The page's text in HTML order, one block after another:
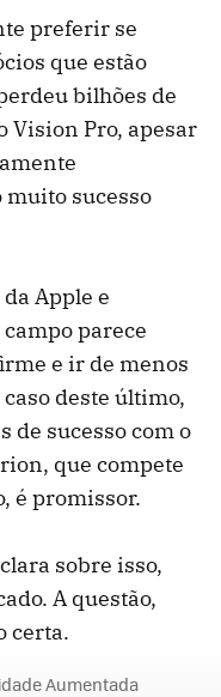
preferir se
que estão
bilhões de
Vision Pro, apesar
muito sucesso
Apple e
parece
e ir de menos
deste último,
de sucesso com o
que compete
é promissor.
sobre isso,
A questão,
certa.
Aumentada